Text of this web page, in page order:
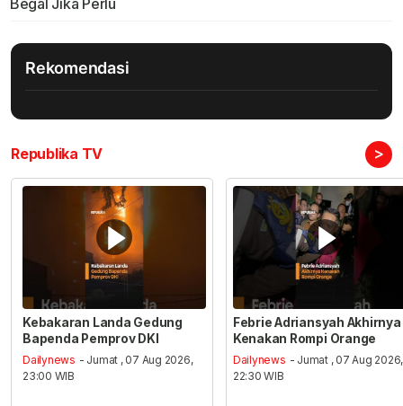
Begal Jika Perlu
Rekomendasi
Republika TV >
Kebakaran Landa Gedung
Bapenda Pemprov DKI
Dailynews - Jumat , 07 Aug 2026,
23:00 WIB
Febrie Adriansyah Akhirnya
Kenakan Rompi Orange
Dailynews - Jumat , 07 Aug 2026,
22:30 WIB